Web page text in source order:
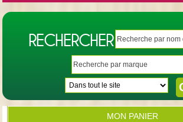
RECHERCHER
MON PANIER